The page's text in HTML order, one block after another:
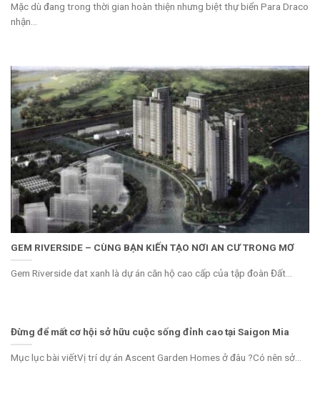
Mặc dù đang trong thời gian hoàn thiện nhưng biệt thự biển Para Draco
nhận...
GEM RIVERSIDE – CÙNG BẠN KIẾN TẠO NƠI AN CƯ TRONG MƠ
Gem Riverside dat xanh là dự án căn hộ cao cấp của tập đoàn Đất...
Đừng để mất cơ hội sở hữu cuộc sống đỉnh cao tại Saigon Mia
Mục lục bài viếtVị trí dự án Ascent Garden Homes ở đâu ?Có nên sở...